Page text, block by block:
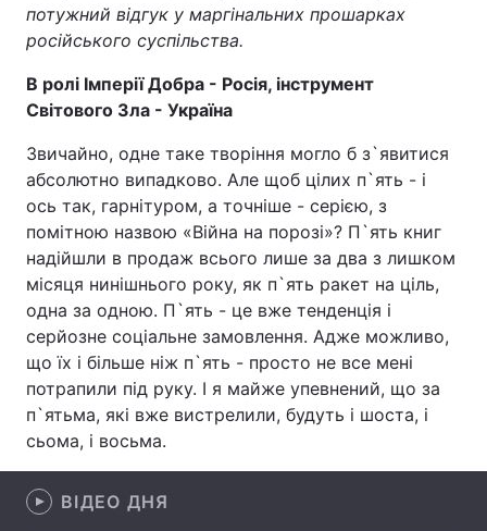
Головна Війна
Україна Політика
Економіка Світ
Наука
потужний відгук у маргінальних прошарках
російського суспільства.
В ролі Імперії Добра - Росія, інструмент
Світового Зла - Україна
Звичайно, одне таке творіння могло б з`явитися
абсолютно випадково. Але щоб цілих п`ять - і
ось так, гарнітуром, а точніше - серією, з
помітною назвою «Війна на порозі»? П`ять книг
надійшли в продаж всього лише за два з лишком
місяця нинішнього року, як п`ять ракет на ціль,
одна за одною. П`ять - це вже тенденція і
серйозне соціальне замовлення. Адже можливо,
що їх і більше ніж п`ять - просто не все мені
потрапили під руку. І я майже упевнений, що за
п`ятьма, які вже вистрелили, будуть і шоста, і
сьома, і восьма.
ВІДЕО ДНЯ